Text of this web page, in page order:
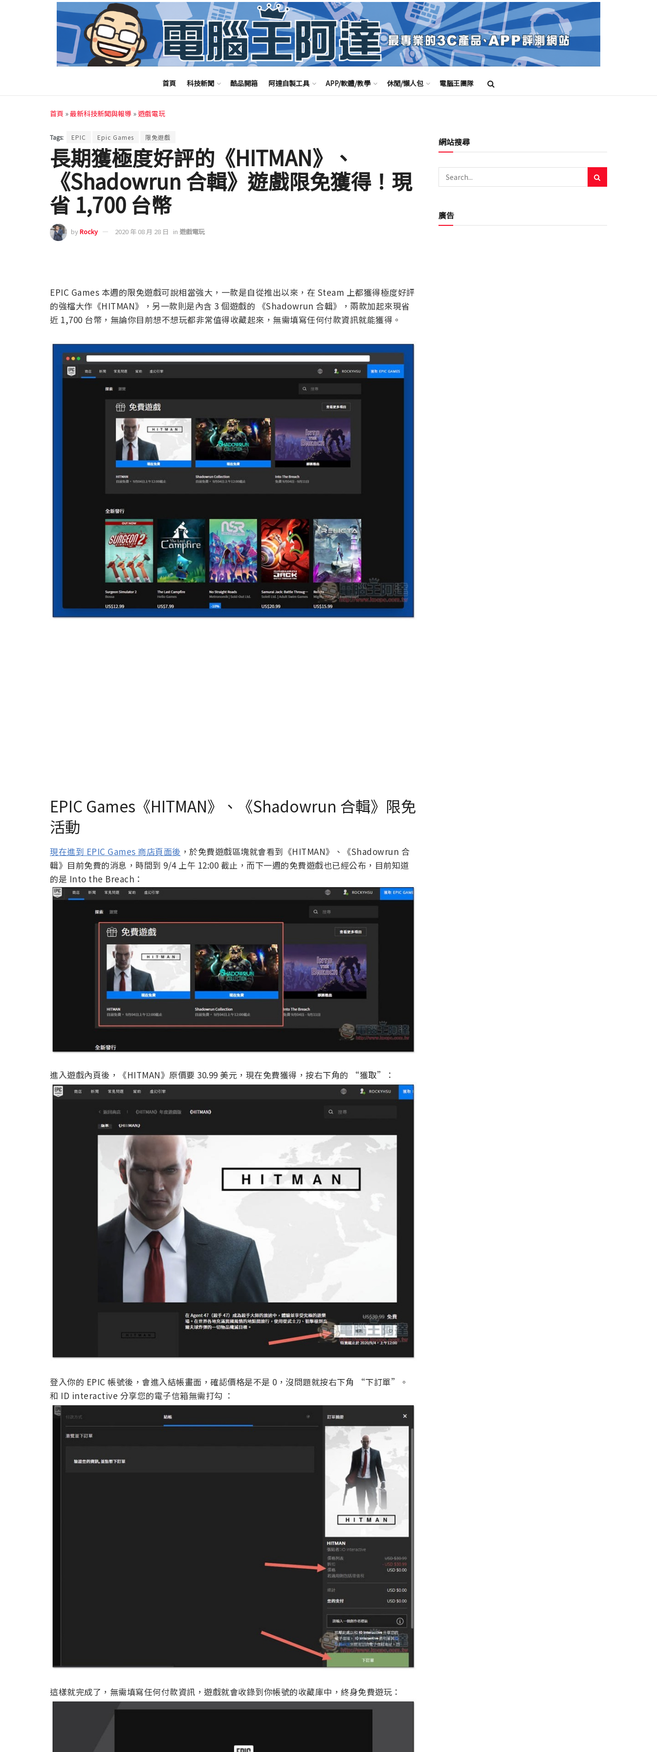
首頁 科技新聞 酷品開箱 阿達自製工具 APP/軟體/教學 休閒/懶人包 電腦王團隊
首頁 »最新科技新聞與報導 »遊戲電玩
Tags: EPIC Epic Games 限免遊戲
長期獲極度好評的《HITMAN》、
《Shadowrun 合輯》遊戲限免獲得！現
省 1,700 台幣
byRocky 2020 年 08 月 28 日 in 遊戲電玩
EPIC Games 本週的限免遊戲可說相當強大，一款是自從推出以來，在 Steam 上都獲得極度好評
的強檔大作《HITMAN》，另一款則是內含 3 個遊戲的 《Shadowrun 合輯》，兩款加起來現省
近 1,700 台幣，無論你目前想不想玩都非常值得收藏起來，無需填寫任何付款資訊就能獲得。
EPIC Games《HITMAN》、《Shadowrun 合輯》限免
活動
現在進到 EPIC Games 商店頁面後 ，於免費遊戲區塊就會看到《HITMAN》、《Shadowrun 合
輯》目前免費的消息，時間到 9/4 上午 12:00 截止，而下一週的免費遊戲也已經公布，目前知道
的是 Into the Breach：
進入遊戲內頁後，《HITMAN》原價要 30.99 美元，現在免費獲得，按右下角的 “獲取”：
登入你的 EPIC 帳號後，會進入結帳畫面，確認價格是不是 0，沒問題就按右下角 “下訂單”。
和 ID interactive 分享您的電子信箱無需打勾 ：
這樣就完成了，無需填寫任何付款資訊，遊戲就會收錄到你帳號的收藏庫中，終身免費遊玩：
網站搜尋
廣告